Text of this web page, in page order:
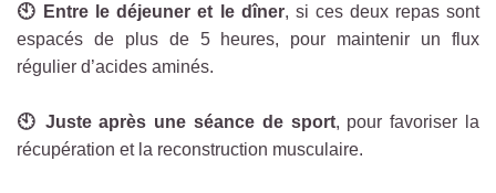
🕙 Entre le déjeuner et le dîner, si ces deux repas sont
espacés de plus de 5 heures, pour maintenir un flux
régulier d’acides aminés.
🕙 Juste après une séance de sport, pour favoriser la
récupération et la reconstruction musculaire.